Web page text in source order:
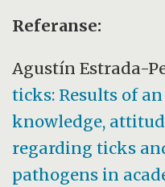
Referanse:
Agustín Estrada-
ticks: Results of
knowledge,
regarding ticks
pathogens in